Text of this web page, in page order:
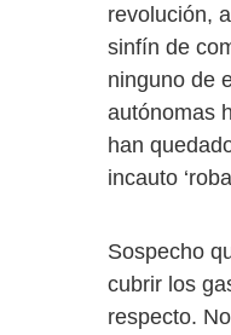
revolución,
sinfín de
ninguno de
autónomas
han
incauto
Sospecho
cubrir los
respecto.